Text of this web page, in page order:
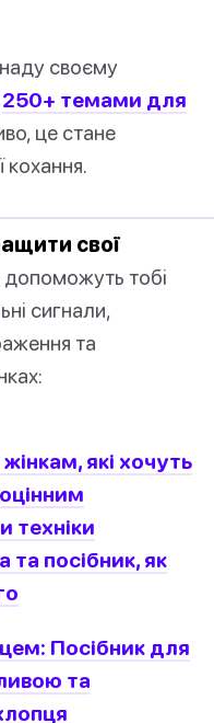
своєму
250+ темами для
це стане
кохання.
свої
допоможуть тобі
сигнали,
та
які хочуть
техніки
та посібник, як
Посібник для
та